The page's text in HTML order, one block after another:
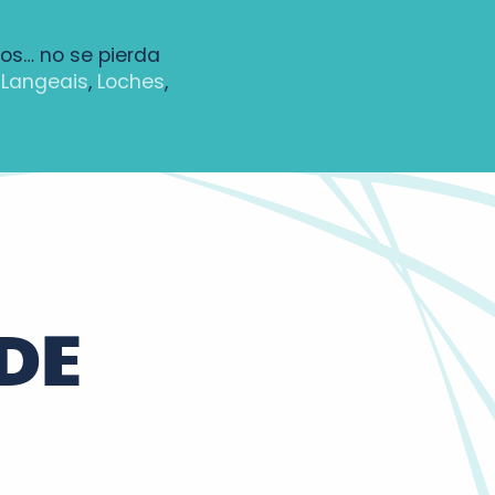
no se pierda
Langeais, Loches,